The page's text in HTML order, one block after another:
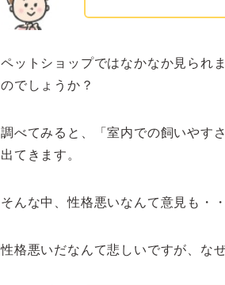
ペットショップではなかなか見られま
のでしょうか？
調べてみると、「室内での飼いやす
出てきます。
そんな中、性格悪いなんて意見も・・
性格悪いだなんて悲しいですが、な